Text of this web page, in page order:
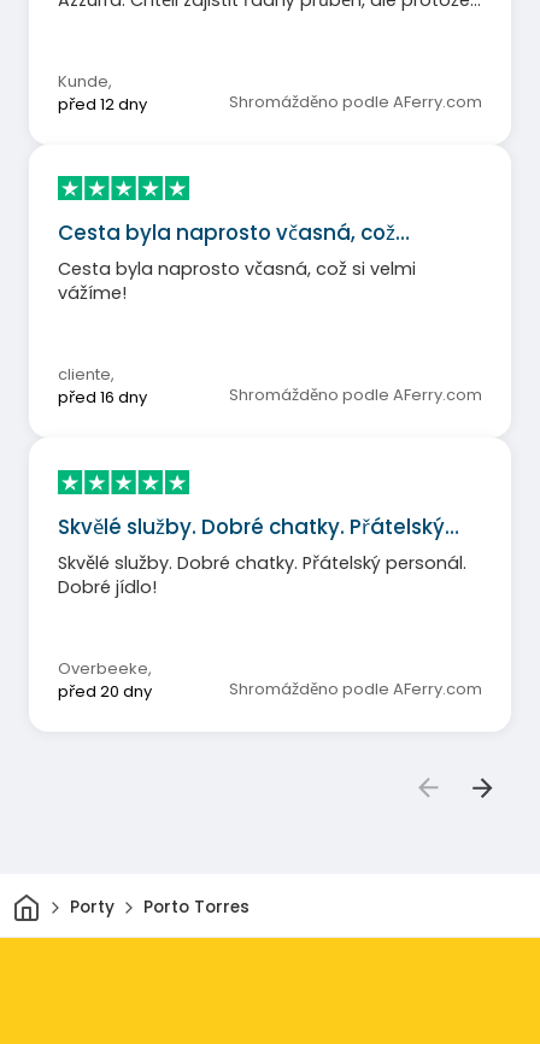
chaosu a donutilo ty, kteří se řídili pokyny, čekat
déle. To bylo obzvláště frustrující pro rekreanty,
kteří měli před sebou cestu dlouhou přes 1000
Kunde,
před 12 dny
Shromážděno podle AFerry.com
Cesta byla naprosto včasná, což…
Cesta byla naprosto včasná, což si velmi
vážíme!
cliente,
před 16 dny
Shromážděno podle AFerry.com
Skvělé služby. Dobré chatky. Přátelský…
Skvělé služby. Dobré chatky. Přátelský personál.
Dobré jídlo!
Overbeeke,
před 20 dny
Shromážděno podle AFerry.com
Domov
Porty Porto Torres